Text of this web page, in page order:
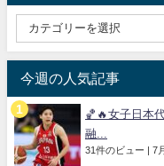
今週の人気記事
🏀🔥女子日本
融...
31件のビュー | 7